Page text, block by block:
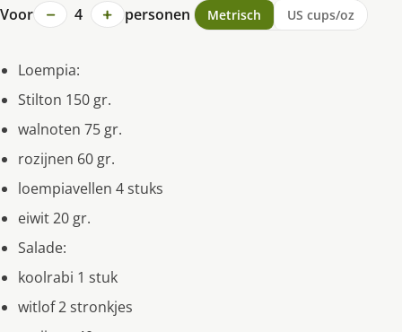
Voor − 4 + personen Metrisch US cups/oz
Loempia:
Stilton 150 gr.
walnoten 75 gr.
rozijnen 60 gr.
loempiavellen 4 stuks
eiwit 20 gr.
Salade:
koolrabi 1 stuk
witlof 2 stronkjes